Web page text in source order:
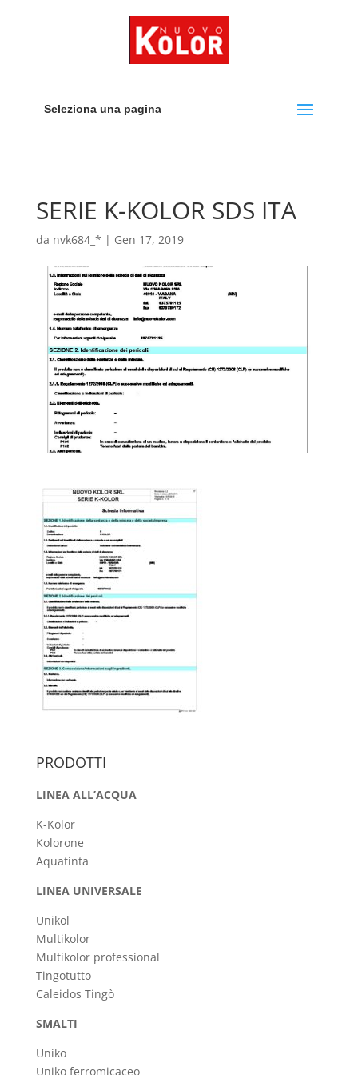
Seleziona una pagina
SERIE K-KOLOR SDS ITA
da nvk684_* | Gen 17, 2019
PRODOTTI
LINEA ALL’ACQUA
K-Kolor
Kolorone
Aquatinta
LINEA UNIVERSALE
Unikol
Multikolor
Multikolor professional
Tingotutto
Caleidos Tingò
SMALTI
Uniko
Uniko ferromicaceo